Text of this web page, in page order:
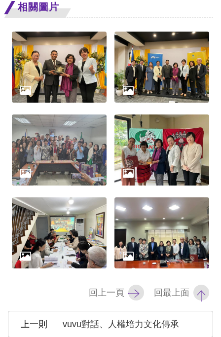
回
頁
網
站
導
網
站
安
全
政
策
隱
私
相關圖片
回上一頁 回最上面
vuvu對話、人權培力文化傳承